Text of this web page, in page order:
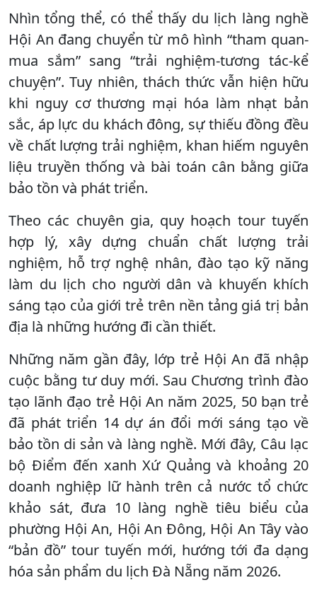
Nhìn tổng thể, có thể thấy du lịch làng nghề
Hội An đang chuyển từ mô hình “tham quan-
mua sắm” sang “trải nghiệm-tương tác-kể
chuyện”. Tuy nhiên, thách thức vẫn hiện hữu
khi nguy cơ thương mại hóa làm nhạt bản
sắc, áp lực du khách đông, sự thiếu đồng đều
về chất lượng trải nghiệm, khan hiếm nguyên
liệu truyền thống và bài toán cân bằng giữa
bảo tồn và phát triển.
Theo các chuyên gia, quy hoạch tour tuyến
hợp lý, xây dựng chuẩn chất lượng trải
nghiệm, hỗ trợ nghệ nhân, đào tạo kỹ năng
làm du lịch cho người dân và khuyến khích
sáng tạo của giới trẻ trên nền tảng giá trị bản
địa là những hướng đi cần thiết.
Những năm gần đây, lớp trẻ Hội An đã nhập
cuộc bằng tư duy mới. Sau Chương trình đào
tạo lãnh đạo trẻ Hội An năm 2025, 50 bạn trẻ
đã phát triển 14 dự án đổi mới sáng tạo về
bảo tồn di sản và làng nghề. Mới đây, Câu lạc
bộ Điểm đến xanh Xứ Quảng và khoảng 20
doanh nghiệp lữ hành trên cả nước tổ chức
khảo sát, đưa 10 làng nghề tiêu biểu của
phường Hội An, Hội An Đông, Hội An Tây vào
“bản đồ” tour tuyến mới, hướng tới đa dạng
hóa sản phẩm du lịch Đà Nẵng năm 2026.